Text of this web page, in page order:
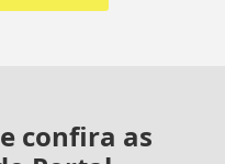
confira as